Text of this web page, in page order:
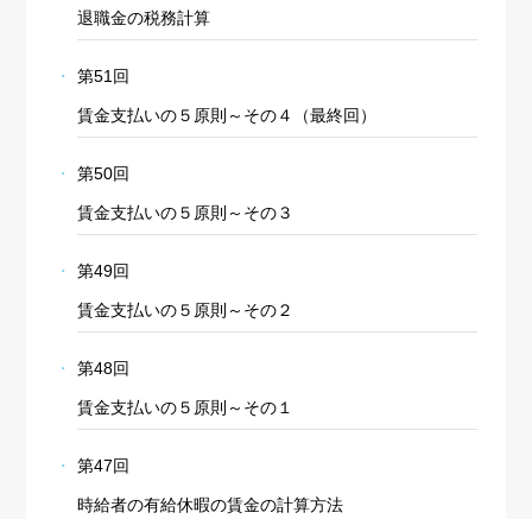
退職金の税務計算
第51回
賃金支払いの５原則～その４（最終回）
第50回
賃金支払いの５原則～その３
第49回
賃金支払いの５原則～その２
第48回
賃金支払いの５原則～その１
第47回
時給者の有給休暇の賃金の計算方法